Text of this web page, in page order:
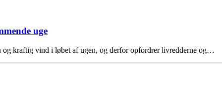
uge
kraftig vind i løbet af ugen, og derfor opfordrer livredderne og…